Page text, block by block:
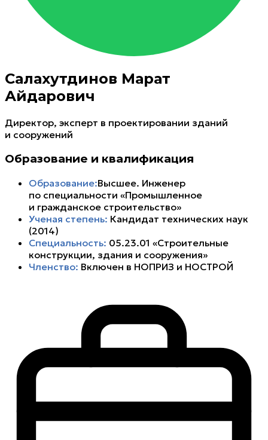
Салахутдинов Марат
Айдарович
Директор, эксперт в проектировании зданий
и сооружений
Образование и квалификация
Образование:Высшее. Инженер
по специальности «Промышленное
и гражданское строительство»
Ученая степень: Кандидат технических наук
(2014)
Специальность: 05.23.01 «Строительные
конструкции, здания и сооружения»
Членство: Включен в НОПРИЗ и НОСТРОЙ